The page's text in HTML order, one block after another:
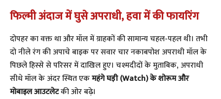
फिल्मी अंदाज में घुसे अपराधी, हवा में की फायरिंग
​दोपहर का वक्त था और मॉल में ग्राहकों की सामान्य चहल-पहल थी। तभी
दो नीले रंग की अपाचे बाइक पर सवार चार नकाबपोश अपराधी मॉल के
पिछले हिस्से से परिसर में दाखिल हुए। चश्मदीदों के मुताबिक, अपराधी
सीधे मॉल के अंदर स्थित एकमहंगे घड़ी (Watch) के शोरूम और
मोबाइल आउटलेटकी ओर बढ़े।